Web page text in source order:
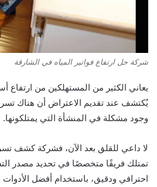
شركة حل ارتفاع فواتير المياه في الشارقة
يعاني الكثير من المستهلكين من ارتفاع
يُكتشف عند تقديم الاعتراض أن هناك
وجود مشكلة في المنشأة التي يمتلكونها.
لا داعي للقلق بعد الآن، فشركة كشف
تمتلك فريقًا متخصصًا في تحديد مصدر
احترافي ودقيق، باستخدام أفضل الأدوات